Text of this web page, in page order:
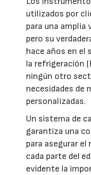
utilizados por
para una amplia
pero su
hace años en el
la refrigeración
ningún otro
necesidades de
personalizadas.
Un sistema de
garantiza una
para asegurar
cada parte del
evidente la